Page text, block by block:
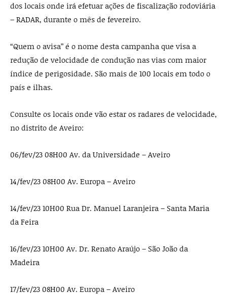
dos locais onde irá efetuar ações de fiscalização rodoviária
– RADAR, durante o mês de fevereiro.
“Quem o avisa” é o nome desta campanha que visa a
redução de velocidade de condução nas vias com maior
índice de perigosidade. São mais de 100 locais em todo o
país e ilhas.
Consulte os locais onde vão estar os radares de velocidade,
no distrito de Aveiro:
06/fev/23 08H00 Av. da Universidade – Aveiro
14/fev/23 08H00 Av. Europa – Aveiro
14/fev/23 10H00 Rua Dr. Manuel Laranjeira – Santa Maria
da Feira
16/fev/23 10H00 Av. Dr. Renato Araújo – São João da
Madeira
17/fev/23 08H00 Av. Europa – Aveiro